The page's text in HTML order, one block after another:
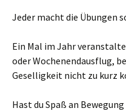
Jeder macht die Übungen
Ein Mal im Jahr
oder Wochenendausflug,
Geselligkeit nicht zu kurz
Hast du Spaß an